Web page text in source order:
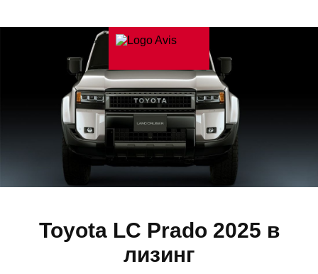
Toyota LC Prado 2025 в
лизинг